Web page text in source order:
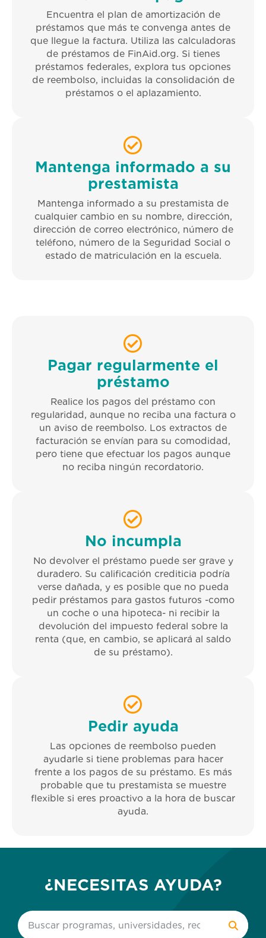
Encuentra el plan de amortización de
préstamos que más te convenga antes de
que llegue la factura. Utiliza las calculadoras
de préstamos de FinAid.org. Si tienes
préstamos federales, explora tus opciones
de reembolso, incluidas la consolidación de
préstamos o el aplazamiento.
Mantenga informado a su
prestamista
Mantenga informado a su prestamista de
cualquier cambio en su nombre, dirección,
dirección de correo electrónico, número de
teléfono, número de la Seguridad Social o
estado de matriculación en la escuela.
Pagar regularmente el
préstamo
Realice los pagos del préstamo con
regularidad, aunque no reciba una factura o
un aviso de reembolso. Los extractos de
facturación se envían para su comodidad,
pero tiene que efectuar los pagos aunque
no reciba ningún recordatorio.
No incumpla
No devolver el préstamo puede ser grave y
duradero. Su calificación crediticia podría
verse dañada, y es posible que no pueda
pedir préstamos para gastos futuros -como
un coche o una hipoteca- ni recibir la
devolución del impuesto federal sobre la
renta (que, en cambio, se aplicará al saldo
de su préstamo).
Pedir ayuda
Las opciones de reembolso pueden
ayudarle si tiene problemas para hacer
frente a los pagos de su préstamo. Es más
probable que tu prestamista se muestre
flexible si eres proactivo a la hora de buscar
ayuda.
¿NECESITAS AYUDA?